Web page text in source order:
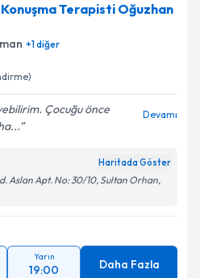
Terapisti Oğuzhan
+1diğer
Çocuğu önce
Devamı
Haritada Göster
Aslan Apt. No: 30/10, Sultan Orhan,
Yarın
19:00 Daha Fazla